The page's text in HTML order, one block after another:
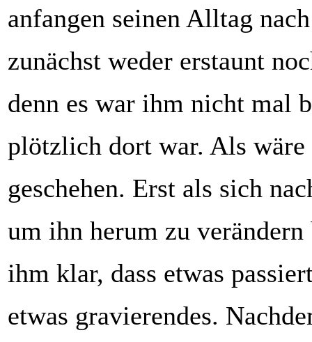
anfangen seinen Alltag
zunächst weder erstaunt
denn es war ihm nicht mal
plötzlich dort war. Als wäre
geschehen. Erst als sich
um ihn herum zu verändern
ihm klar, dass etwas
etwas gravierendes.